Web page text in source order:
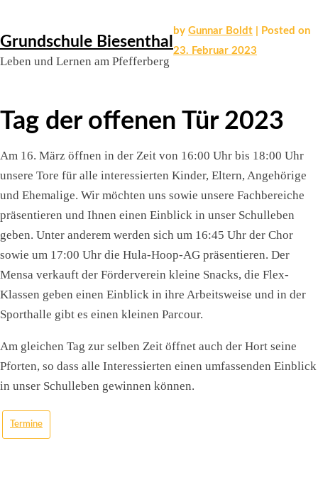
to
Grundschule Biesenthal
Leben und Lernen am Pfefferberg
Tag der offenen Tür 2023
by Gunnar Boldt
Posted on
23. Februar 2023
Am 16. März öffnen in der Zeit von 16:00 Uhr bis 18:00 Uhr
unsere Tore für alle interessierten Kinder, Eltern, Angehörige
und Ehemalige. Wir möchten uns sowie unsere Fachbereiche
präsentieren und Ihnen einen Einblick in unser Schulleben
geben. Unter anderem werden sich um 16:45 Uhr der Chor
sowie um 17:00 Uhr die Hula-Hoop-AG präsentieren. Der
Mensa verkauft der Förderverein kleine Snacks, die Flex-
Klassen geben einen Einblick in ihre Arbeitsweise und in der
Sporthalle gibt es einen kleinen Parcour.
Am gleichen Tag zur selben Zeit öffnet auch der Hort seine
Pforten, so dass alle Interessierten einen umfassenden Einblick
in unser Schulleben gewinnen können.
Termine